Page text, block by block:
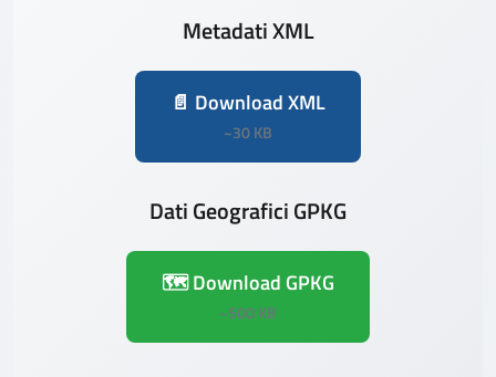
Metadati XML
📄 Download XML
~30 KB
Dati Geografici GPKG
🗺️ Download GPKG
~500 KB